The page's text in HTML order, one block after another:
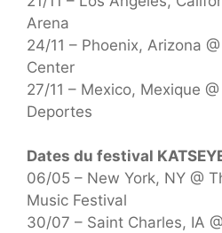
Arena
24/11 – Phoenix, Arizona
Center
27/11 – Mexico, Mexique
Deportes
Dates du festival
06/05 – New York, NY @
Music Festival
30/07 – Saint Charles, IA